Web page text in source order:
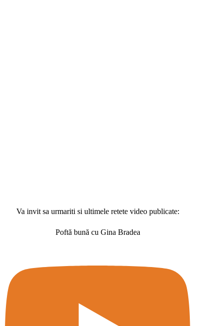
Va invit sa urmariti si ultimele retete video publicate:
Poftă bună cu Gina Bradea